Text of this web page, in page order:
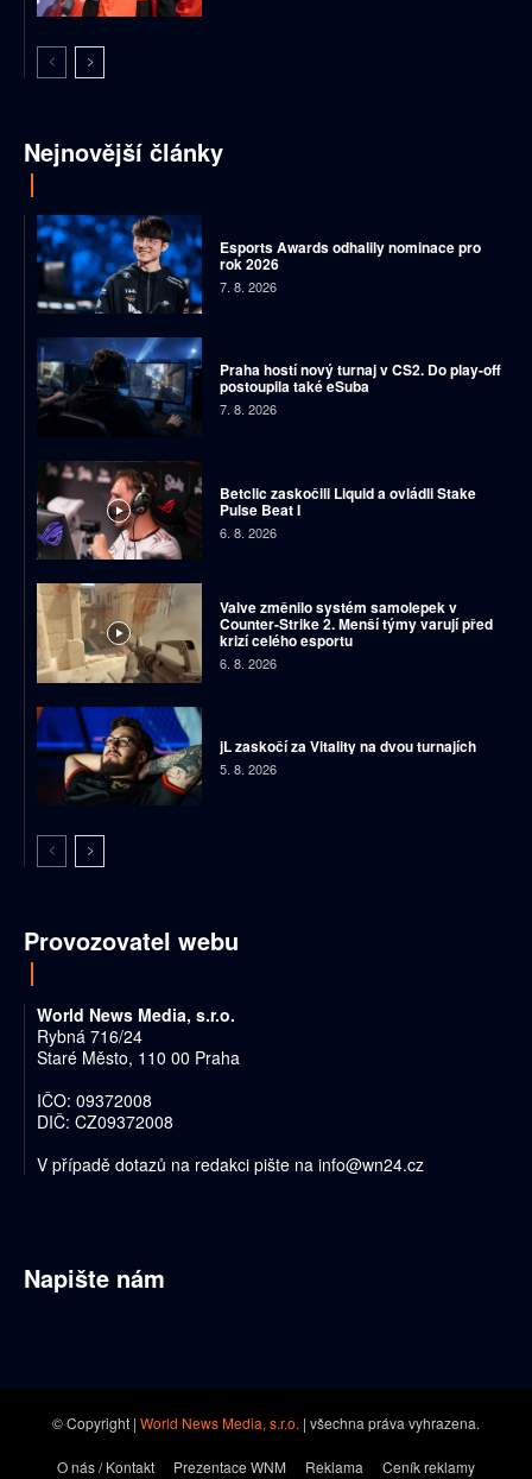
Nejnovější články
Esports Awards odhalily nominace pro
rok 2026
7. 8. 2026
Praha hostí nový turnaj v CS2. Do play-off
postoupila také eSuba
7. 8. 2026
Betclic zaskočili Liquid a ovládli Stake
Pulse Beat I
6. 8. 2026
Valve změnilo systém samolepek v
Counter-Strike 2. Menší týmy varují před
krizí celého esportu
6. 8. 2026
jL zaskočí za Vitality na dvou turnajích
5. 8. 2026
Provozovatel webu
World News Media, s.r.o.
Rybná 716/24
Staré Město, 110 00 Praha
IČO: 09372008
DIČ: CZ09372008
V případě dotazů na redakci pište na info@wn24.cz
Napište nám
© Copyright | World News Media, s.r.o. | všechna práva vyhrazena.
O nás / Kontakt Prezentace WNM Reklama Ceník reklamy